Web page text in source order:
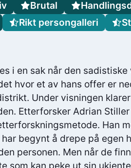
i en sak når den
hvor et av hans offer er
Under visningen
Etterforsker Adrian
Han
begynt å drepe på egen
personen. Men når de
Brutal
Rikt persongalleri